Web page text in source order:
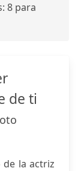
8 para
de ti
de la actriz